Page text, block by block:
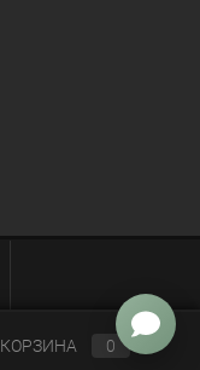
КОРЗИНА 0